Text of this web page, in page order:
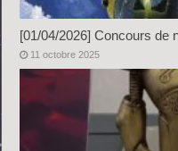
[01/04/2026] Concours de
11 octobre 2025